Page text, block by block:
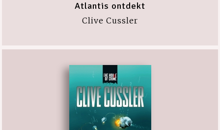
Atlantis ontdekt
Clive Cussler